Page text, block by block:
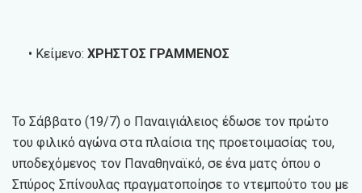
• Κείμενο: ΧΡΗΣΤΟΣ ΓΡΑΜΜΕΝΟΣ
Το Σάββατο (19/7) ο Παναιγιάλειος έδωσε τον πρώτο
του φιλικό αγώνα στα πλαίσια της προετοιμασίας του,
υποδεχόμενος τον Παναθηναϊκό, σε ένα ματς όπου ο
Σπύρος Σπίνουλας πραγματοποίησε το ντεμπούτο του με